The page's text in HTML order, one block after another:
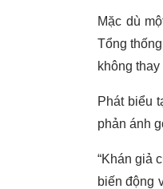
Mặc dù
Tổng
không thay
Phát biểu
phản ánh
“Khán giả
biến động